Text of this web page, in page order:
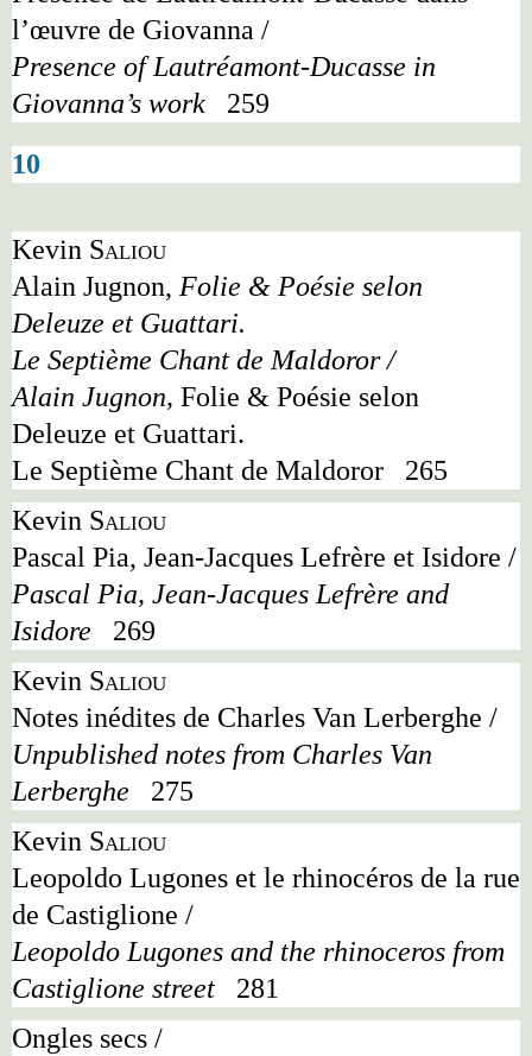
l’œuvre de Giovanna /
Presence of Lautréamont-Ducasse in
Giovanna’s work
259
10
Kevin Saliou
Alain Jugnon, Folie & Poésie selon
Deleuze et Guattari.
Le Septième Chant de Maldoror /
Alain Jugnon, Folie & Poésie selon
Deleuze et Guattari.
Le Septième Chant de Maldoror
265
Kevin Saliou
Pascal Pia, Jean-Jacques Lefrère et Isidore /
Pascal Pia, Jean-Jacques Lefrère and
Isidore
269
Kevin Saliou
Notes inédites de Charles Van Lerberghe /
Unpublished notes from Charles Van
Lerberghe
275
Kevin Saliou
Leopoldo Lugones et le rhinocéros de la rue
de Castiglione /
Leopoldo Lugones and the rhinoceros from
Castiglione street
281
Ongles secs /